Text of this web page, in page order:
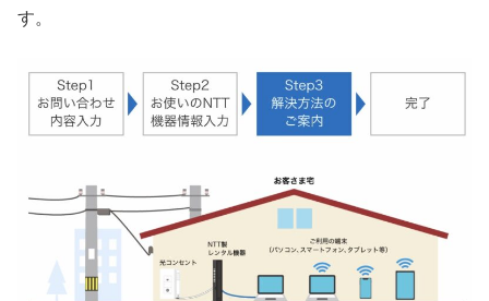
す。